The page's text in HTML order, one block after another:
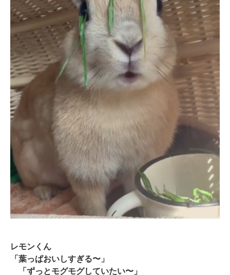
レモンくん
「葉っぱおいしすぎる〜」
「ずっとモグモグしていたい〜」
閉じる
pecodogs
いぬ部をフォロー
ねこ部をフォロー
アプリをダウンロードする